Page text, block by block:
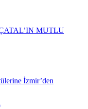
MUTLU
İzmir’den